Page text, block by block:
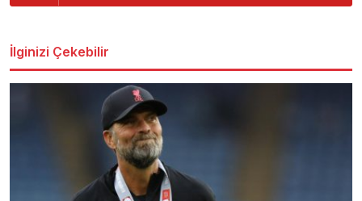
İlginizi Çekebilir